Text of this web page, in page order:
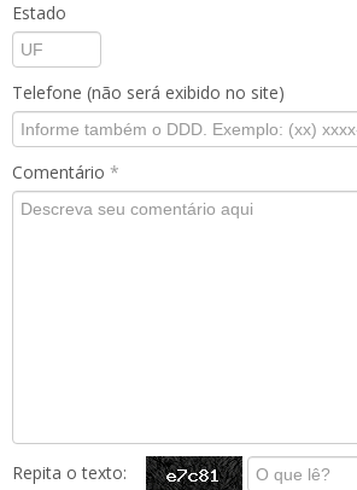
Estado
Telefone (não será exibido no site)
Comentário *
Repita o texto: